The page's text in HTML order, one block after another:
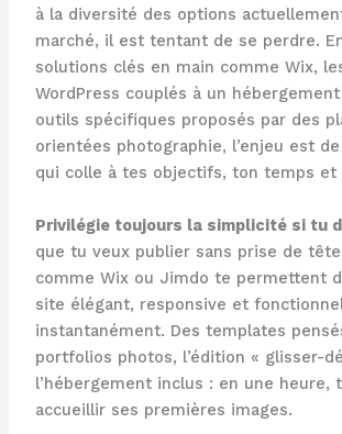
à la diversité des options
marché, il est tentant de se perdre.
solutions clés en main comme Wix,
WordPress couplés à un
outils spécifiques proposés par des
orientées photographie, l’enjeu est
qui colle à tes objectifs, ton temps et
Privilégie toujours la simplicité si tu
que tu veux publier sans prise de
comme Wix ou Jimdo te permettent
site élégant, responsive et
instantanément. Des templates
portfolios photos, l’édition « glisser-
l’hébergement inclus : en une heure,
accueillir ses premières images.